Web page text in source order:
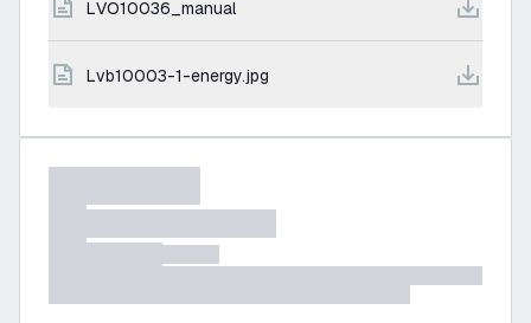
LVO10036_manual
lvb10003-1-energy.jpg